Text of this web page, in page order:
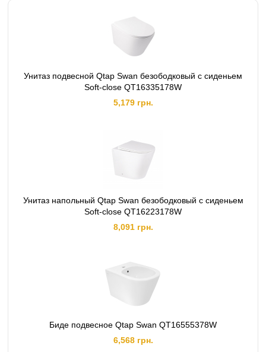
Унитаз подвесной Qtap Swan безободковый с сиденьем
Soft-close QT16335178W
5,179 грн.
Унитаз напольный Qtap Swan безободковый с сиденьем
Soft-close QT16223178W
8,091 грн.
Биде подвесное Qtap Swan QT16555378W
6,568 грн.